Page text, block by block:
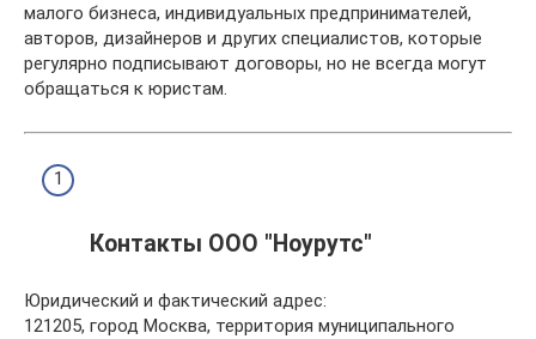
малого бизнеса, индивидуальных предпринимателей,
авторов, дизайнеров и других специалистов, которые
регулярно подписывают договоры, но не всегда могут
обращаться к юристам.
Контакты ООО "Ноурутс"
Юридический и фактический адрес:
121205, город Москва, территория муниципального